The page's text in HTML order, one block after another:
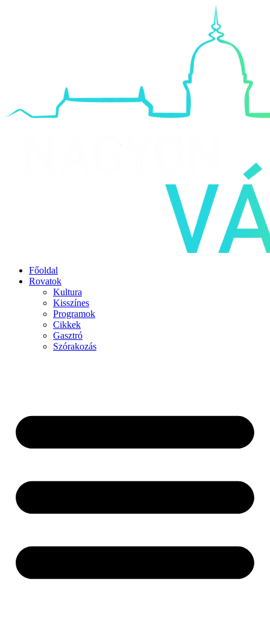
Főoldal
Rovatok
Kultura
Kisszínes
Programok
Cikkek
Gasztró
Szórakozás